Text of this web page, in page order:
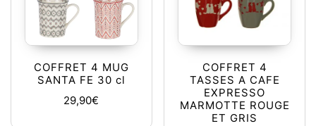
COFFRET 4 MUG
SANTA FE 30 cl
29,90€
COFFRET 4
TASSES A CAFE
EXPRESSO
MARMOTTE ROUGE
ET GRIS